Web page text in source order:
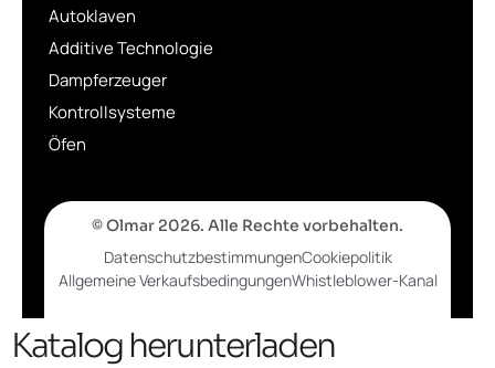
Autoklaven
Additive Technologie
Dampferzeuger
Kontrollsysteme
Öfen
© Olmar 2026. Alle Rechte vorbehalten.
DatenschutzbestimmungenCookiepolitik
Allgemeine VerkaufsbedingungenWhistleblower-Kanal
Katalog herunterladen